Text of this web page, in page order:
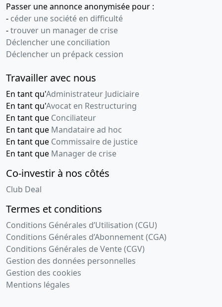
Passer une annonce anonymisée pour :
- céder une société en difficulté
-trouver un manager de crise
Déclencher une conciliation
Déclencher un prépack cession
Travailler avec nous
En tant qu'Administrateur Judiciaire
En tant qu'Avocat en Restructuring
En tant que Conciliateur
En tant que Mandataire ad hoc
En tant que Commissaire de justice
En tant que Manager de crise
Co-investir à nos côtés
Club Deal
Termes et conditions
Conditions Générales d’Utilisation (CGU)
Conditions Générales d’Abonnement (CGA)
Conditions Générales de Vente (CGV)
Gestion des données personnelles
Gestion des cookies
Mentions légales